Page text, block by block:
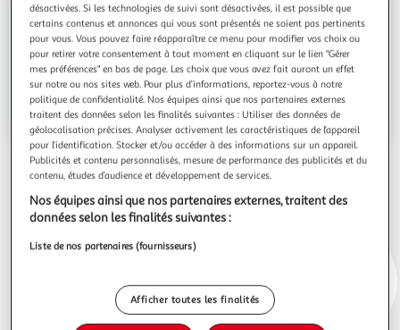
Jusqu'au 31/08/2026
La rentrée à prix
K.O.
En profiter
En ce moment
désactivées. Si les technologies de suivi sont désactivées, il est possible que
certains contenus et annonces qui vous sont présentés ne soient pas pertinents
pour vous. Vous pouvez faire réapparaître ce menu pour modifier vos choix ou
pour retirer votre consentement à tout moment en cliquant sur le lien "Gérer
mes préférences" en bas de page. Les choix que vous avez fait auront un effet
sur notre ou nos sites web. Pour plus d’informations, reportez-vous à notre
politique de confidentialité. Nos équipes ainsi que nos partenaires externes
traitent des données selon les finalités suivantes : Utiliser des données de
géolocalisation précises. Analyser activement les caractéristiques de l’appareil
pour l’identification. Stocker et/ou accéder à des informations sur un appareil.
Publicités et contenu personnalisés, mesure de performance des publicités et du
contenu, études d’audience et développement de services.
Nos équipes ainsi que nos partenaires externes, traitent des
données selon les finalités suivantes :
Liste de nos partenaires (fournisseurs)
Afficher toutes les finalités